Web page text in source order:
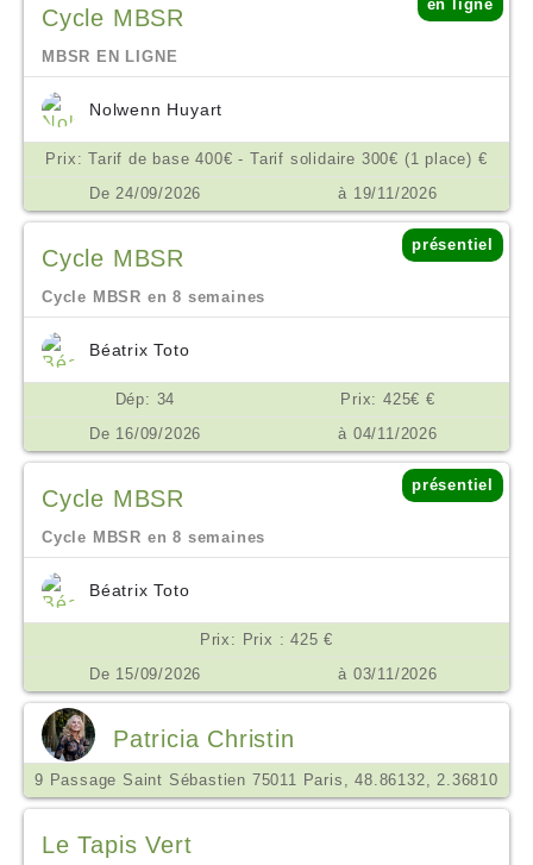
Cycle MBSR
en ligne
MBSR EN LIGNE
Nolwenn Huyart
Prix: Tarif de base 400€ - Tarif solidaire 300€ (1 place) €
De 24/09/2026
à 19/11/2026
Cycle MBSR
présentiel
Cycle MBSR en 8 semaines
Béatrix Toto
Dép: 34
Prix: 425€ €
De 16/09/2026
à 04/11/2026
Cycle MBSR
présentiel
Cycle MBSR en 8 semaines
Béatrix Toto
Prix: Prix : 425 €
De 15/09/2026
à 03/11/2026
Patricia Christin
9 Passage Saint Sébastien 75011 Paris, 48.86132, 2.36810
Le Tapis Vert